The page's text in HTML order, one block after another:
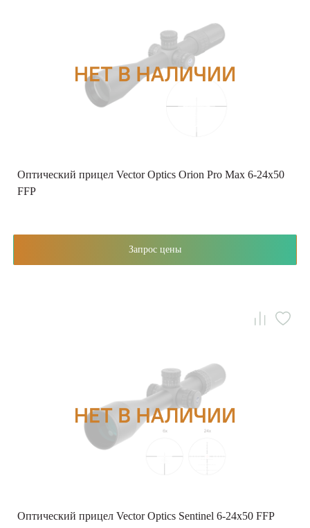
Оптический прицел Vector Optics Orion Pro Max 6-24x50
FFP
Запрос цены
Оптический прицел Vector Optics Sentinel 6-24x50 FFP